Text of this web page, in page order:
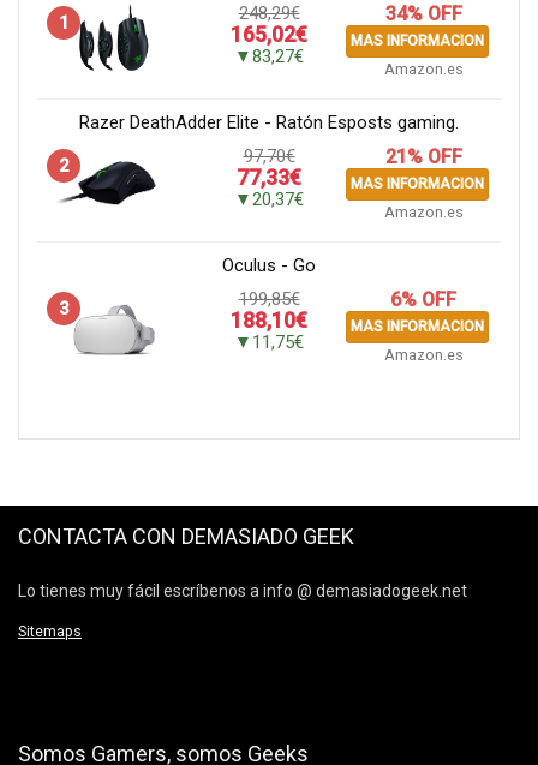
1
248,29€
165,02€
▼83,27€
34% OFF
MAS INFORMACION
Amazon.es
Razer DeathAdder Elite - Ratón Esposts gaming.
2
97,70€
77,33€
▼20,37€
21% OFF
MAS INFORMACION
Amazon.es
Oculus - Go
3
199,85€
188,10€
▼11,75€
6% OFF
MAS INFORMACION
Amazon.es
CONTACTA CON DEMASIADO GEEK
Lo tienes muy fácil escríbenos a info @ demasiadogeek.net
Sitemaps
Somos Gamers, somos Geeks